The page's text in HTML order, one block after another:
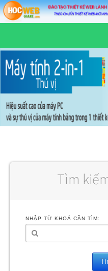
Tìm
NHẬP TỪ KHOÁ CẦN TÌM: